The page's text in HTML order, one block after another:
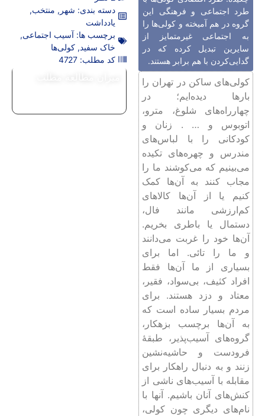
طرد اجتماعی و فرهنگی این
گروه در هم آمیخته و کولی‌ها را
به اجتماعی غیرمتمایز از
سایرین تبدیل کرده که در
گدایی‌کردن با هم برابر هستند.
کولی‌های ساکن در تهران را
بارها دیده‌ایم؛ در
چهارراه‌های شلوغ، مترو،
اتوبوس و … . زنان و
کودکانی را با لباس‌های
مندرس و چهره‌های تکیده
می‌بینیم که می‌کوشند ما را
مجاب کنند به آن‌ها کمک
کنیم یا از آن‌ها کالاهای
کم‌ارزشی مانند فال،
دستمال یا باطری بخریم.
آن‌ها خود را غربت می‌دانند
و ما را تائی. اما برای
بسیاری از ما آن‌ها فقط
افراد کثیف، بی‌سواد، فقیر،
معتاد و دزد هستند. برای
مردم بسیار ساده است که
به آن‌ها برچسب بزهکار،
گروه‌های آسیب‌پذیر، طبقۀ
فرودست و حاشیه‌نشین
زنند و به دنبال راهکار برای
مقابله با آسیب‌های ناشی از
کنش‌های آنان باشیم. آنها با
نام‌های دیگری چون کولی،
دسته بندی: شهر , منتخب,
یادداشت
برچسب ها: آسیب اجتماعی,
خاک سفید, کولی‌ها
کد مطلب: 4727